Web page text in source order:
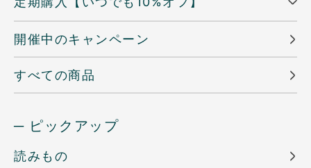
開催中のキャンペーン
すべての商品
─ ピックアップ
読みもの